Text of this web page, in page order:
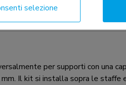
per supporti con una
Il kit si installa sopra le
selezione